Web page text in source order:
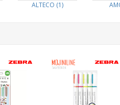
ALTECO (1)